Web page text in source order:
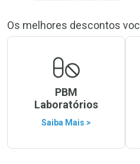
Os melhores descontos
PBM
Laboratórios
Saiba Mais >